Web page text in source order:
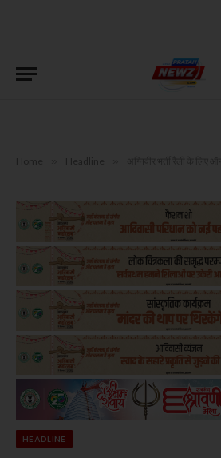
Home Headline
HEADLINE